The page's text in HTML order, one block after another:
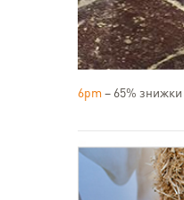
6pm – 65% знижки